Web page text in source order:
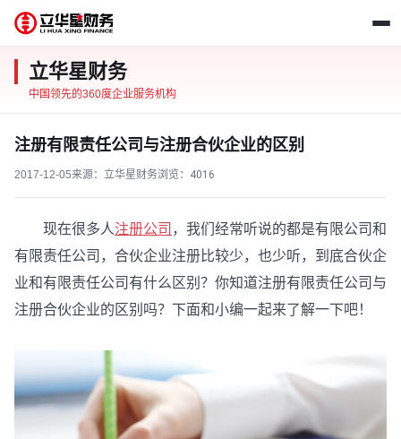
立华星财务
中国领先的360度企业服务机构
注册有限责任公司与注册合伙企业的区别
2017-12-05来源：立华星财务浏览： 4016
现在很多人注册公司 ，我们经常听说的都是有限公司和
有限责任公司，合伙企业注册比较少，也少听，到底合伙企
业和有限责任公司有什么区别？你知道注册有限责任公司与
注册合伙企业的区别吗？下面和小编一起来了解一下吧！